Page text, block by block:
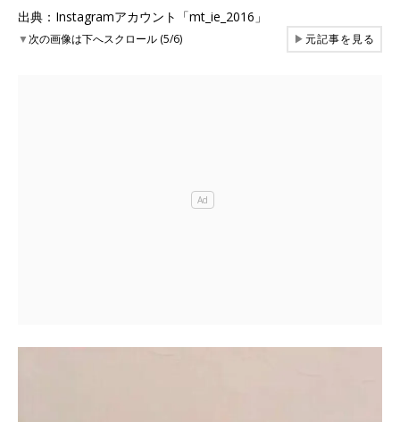
出典：Instagramアカウント「mt_ie_2016」
▼次の画像は下へスクロール (5/6) ▶元記事を見る